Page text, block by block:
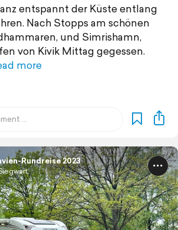
entspannt der Küste entlang
Nach Stopps am schönen
und Simrishamn,
von Kivik Mittag gegessen.
more
Rundreise 2023